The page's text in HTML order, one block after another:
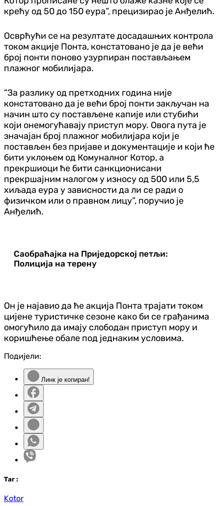
крећу од 50 до 150 еура”, прецизирао је Анђелић.
Осврћући се на резултате досадашњих контрола
током акције Понта, констатовано је да је већи
број понти поново узурпиран постављањем
плажног мобилијара.
“За разлику од претходних година није
констатовано да је већи број понти закључан на
начин што су постављене капије или стубићи
који онемогућавају приступ мору. Овога пута је
значајан број плажног мобилијара који је
постављен без пријаве и документације и који ће
бити уклоњем од Комуналног Котор, а
прекршиоци ће бити санкционисани
прекршајним налогом у износу од 500 или 5,5
хиљада еура у зависности да ли се ради о
физичком или о правном лицу”, поручио је
Анђелић.
Саобраћајка на Приједорској петљи:
Полиција на терену
Он је најавио да ће акција Понта трајати током
цијене туристичке сезоне како би се грађанима
омогућило да имају слободан приступ мору и
коришћење обале под једнаким условима.
Подијели:
Линк је копиран!
Таг :
Kotor